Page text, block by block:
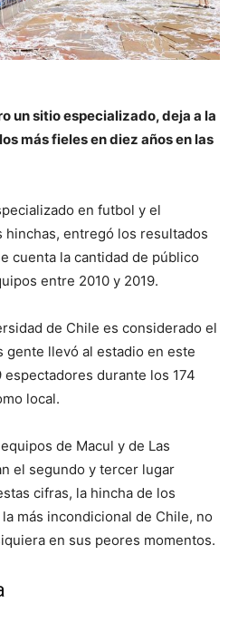
un sitio especializado, deja a la
más fieles en diez años en las
en futbol y el
entregó los resultados
cuenta la cantidad de público
entre 2010 y 2019.
de Chile es considerado el
gente llevó al estadio en este
durante los 174
local.
de Macul y de Las
el segundo y tercer lugar
cifras, la hincha de los
más incondicional de Chile, no
en sus peores momentos.